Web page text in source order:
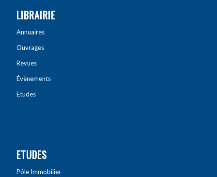
LIBRAIRIE
Annuaires
Ouvrages
Revues
Évènements
Etudes
ETUDES
Pôle Immobilier